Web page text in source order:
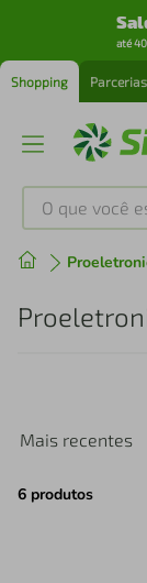
até
Shopping
O que você
Mais recentes
6 produtos
Produtos
tenis
4º air fryer